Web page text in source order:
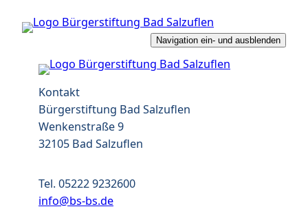
Inhalt
Navigation ein- und ausblenden
Kontakt
Bürgerstiftung Bad Salzuflen
Wenkenstraße 9
32105 Bad Salzuflen
Tel. 05222 9232600
info@bs-bs.de